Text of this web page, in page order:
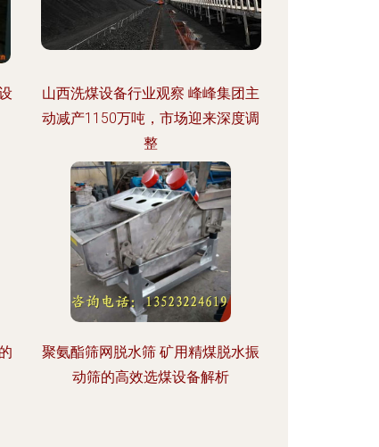
山西洗煤设备行业观察 峰峰集团主
动减产1150万吨，市场迎来深度调
整
聚氨酯筛网脱水筛 矿用精煤脱水振
动筛的高效选煤设备解析